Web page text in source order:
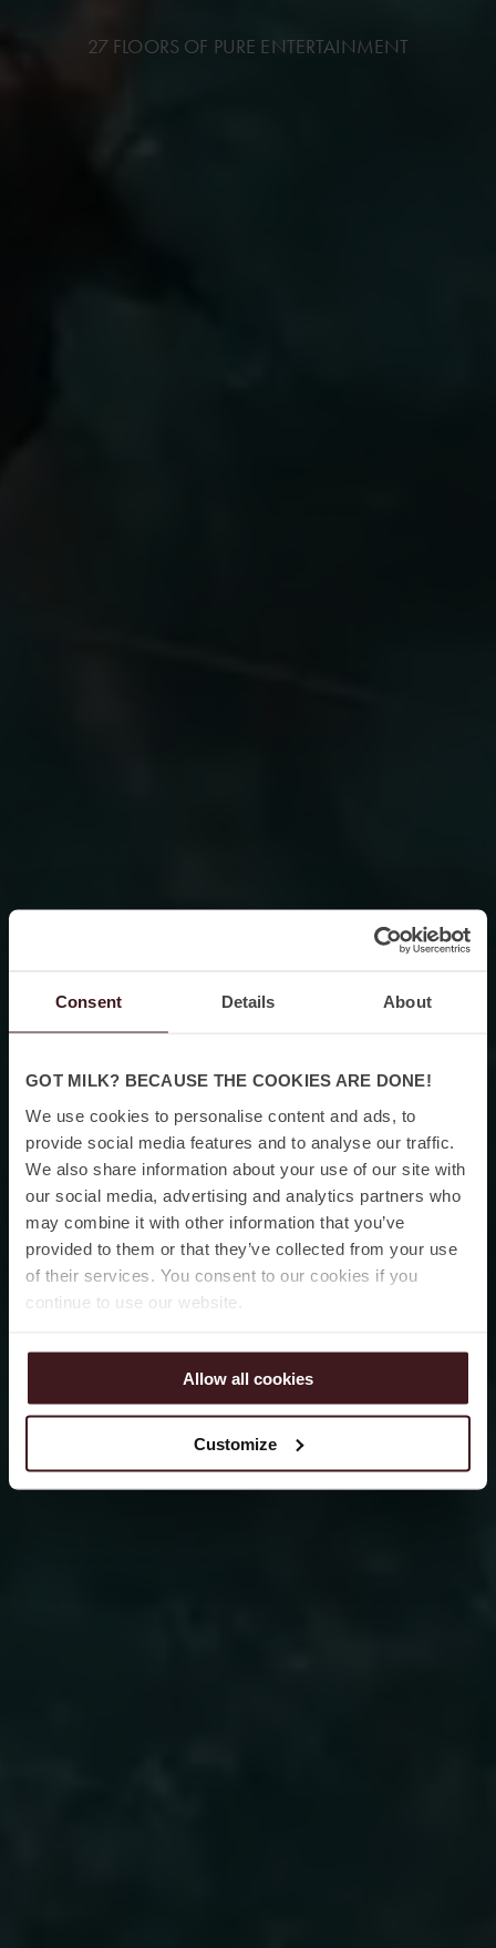
Consent Details About
GOT MILK? BECAUSE THE COOKIES ARE DONE!
We use cookies to personalise content and ads, to
provide social media features and to analyse our traffic.
We also share information about your use of our site with
our social media, advertising and analytics partners who
may combine it with other information that you’ve
provided to them or that they’ve collected from your use
of their services. You consent to our cookies if you
continue to use our website.
Allow all cookies
Customize
27 FLOORS OF PURE ENTERTAINMENT